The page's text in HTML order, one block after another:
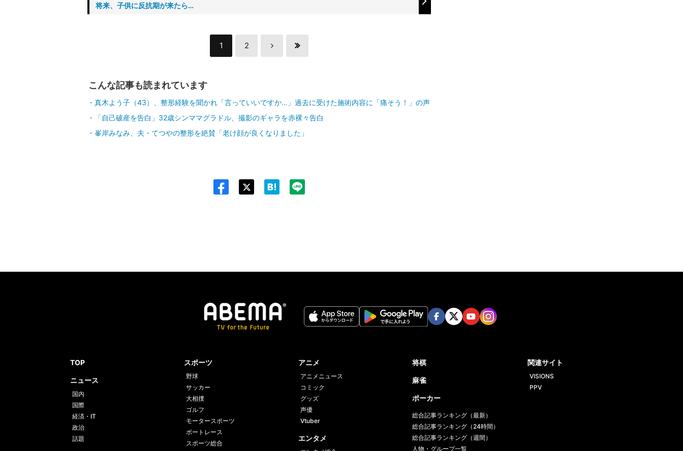
将来、子供に反抗期が来たら…
1 2
こんな記事も読まれています
真木よう子（43）、整形経験を聞かれ「言っていいですか…」過去に受けた施術内容に「痛そう！」の声
「自己破産を告白」32歳シンママグラドル、撮影のギャラを赤裸々告白
峯岸みなみ、夫・てつやの整形を絶賛「老け顔が良くなりました」
TOP
ニュース
国内
国際
経済・IT
政治
話題
スポーツ
野球
サッカー
大相撲
ゴルフ
モータースポーツ
ボートレース
スポーツ総合
アニメ
アニメニュース
コミック
グッズ
声優
Vtuber
エンタメ
将棋
麻雀
ポーカー
総合記事ランキング（最新）
総合記事ランキング（24時間）
総合記事ランキング（週間）
人物・グループ一覧
関連サイト
VISIONS
PPV